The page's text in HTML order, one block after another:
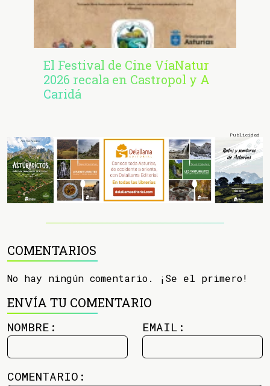
El Festival de Cine VíaNatur
2026 recala en Castropol y A
Caridá
COMENTARIOS
No hay ningún comentario. ¡Se el primero!
ENVÍA TU COMENTARIO
NOMBRE: EMAIL:
COMENTARIO: